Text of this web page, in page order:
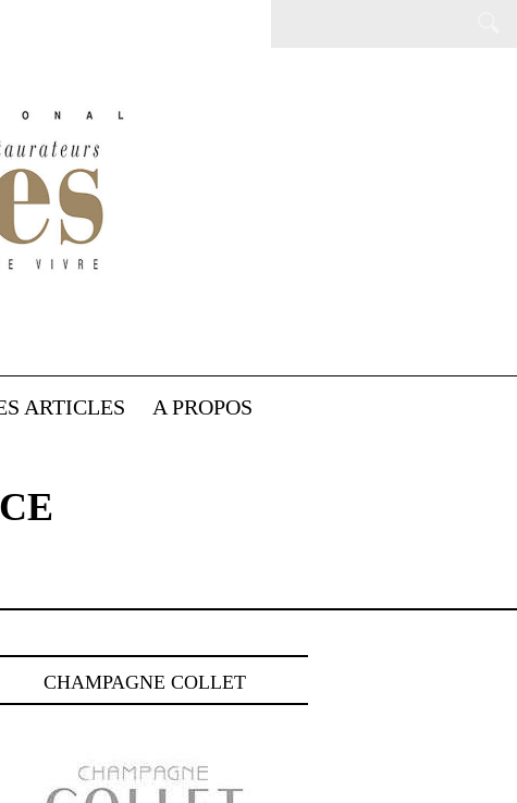
ARTICLES A PROPOS
CHAMPAGNE COLLET